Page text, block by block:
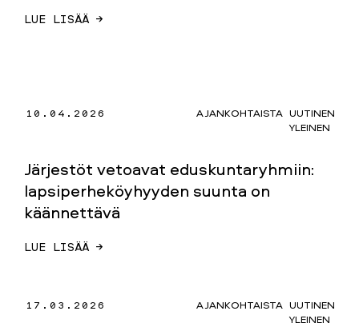
LUE LISÄÄ →
10.04.2026 AJANKOHTAISTA UUTINEN
YLEINEN
Järjestöt vetoavat eduskuntaryhmiin:
lapsiperheköyhyyden suunta on
käännettävä
LUE LISÄÄ →
17.03.2026 AJANKOHTAISTA UUTINEN
YLEINEN